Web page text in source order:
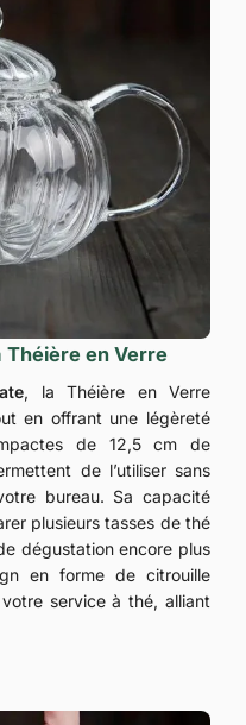
en Verre
, la Théière en Verre
en offrant une légèreté
de 12,5 cm de
de l’utiliser sans
bureau. Sa capacité
plusieurs tasses de thé
dégustation encore plus
en forme de citrouille
service à thé, alliant